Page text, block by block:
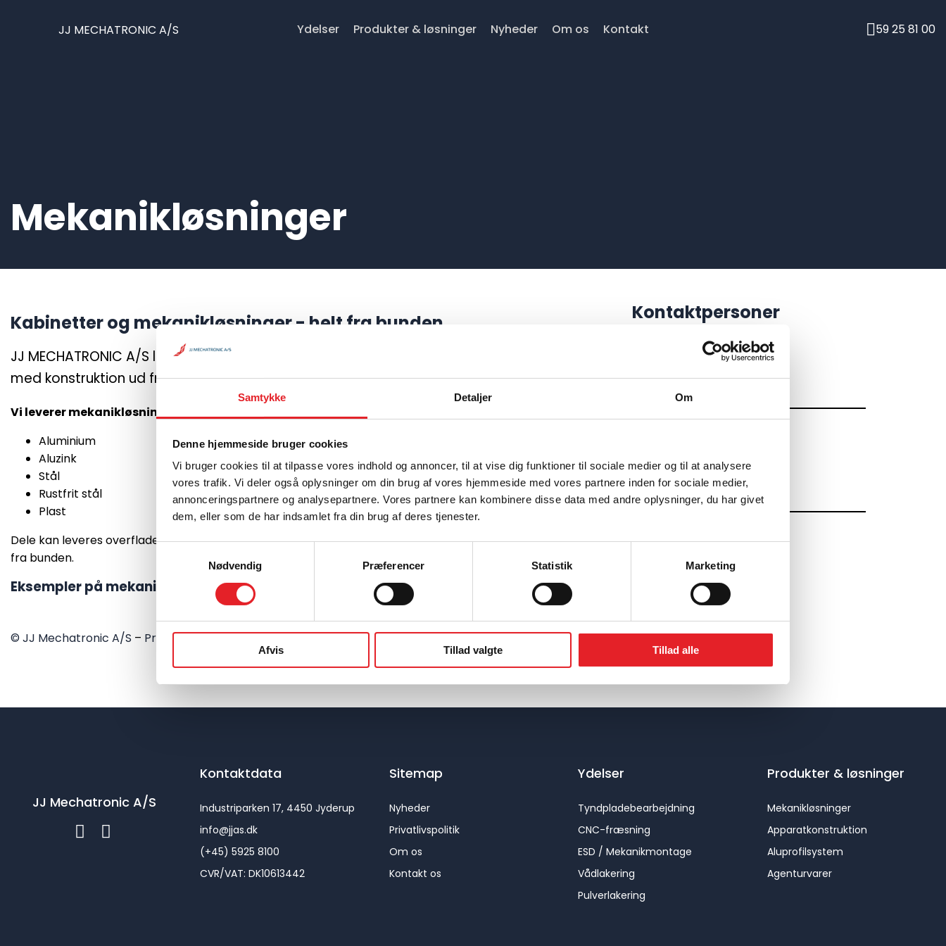
Samtykke Detaljer Om
Denne hjemmeside bruger cookies
Vi bruger cookies til at tilpasse vores indhold og annoncer, til at vise dig funktioner til sociale medier og til at analysere
vores trafik. Vi deler også oplysninger om din brug af vores hjemmeside med vores partnere inden for sociale medier,
annonceringspartnere og analysepartnere. Vores partnere kan kombinere disse data med andre oplysninger, du har givet
dem, eller som de har indsamlet fra din brug af deres tjenester.
Nødvendig
Præferencer Statistik Marketing
Afvis Tillad valgte Tillad alle
Ydelser Produkter & løsninger Nyheder Om os Kontakt 59 25 81 00
Mekanikløsninger
Kabinetter og mekanikløsninger - helt fra bunden
JJ MECHATRONIC A/S leverer kabinetter samt komplette mekanikløsninger. Vi hjælper
med konstruktion ud fra parametre som EMC, køling, tæthedsgrader m.v.
Vi leverer mekanikløsninger i mange forskellige materialer bl.a.
Aluminium
Aluzink
Stål
Rustfrit stål
Plast
Dele kan leveres overfladebehandlede, rå eller malede med silketryk. Vi producerer mekanikløsninger helt
fra bunden.
Eksempler på mekanikløsninger
© JJ Mechatronic A/S – Produkter & løsninger
Kontaktpersoner
Torben Witzansky
Mekanik - Produktion
5925 8111
tw@jjas.dk
5925 8107
ph@jjas.dk
Andre ydelser
Aluprofilsystem
Agenturvarer
Apparatkonstruktion
JJ Mechatronic A/S
Kontaktdata
Industriparken 17, 4450 Jyderup
info@jjas.dk
(+45) 5925 8100
CVR/VAT: DK10613442
Sitemap
Nyheder
Privatlivspolitik
Om os
Kontakt os
Ydelser
Tyndpladebearbejdning
CNC-fræsning
ESD / Mekanikmontage
Vådlakering
Pulverlakering
Produkter & løsninger
Mekanikløsninger
Apparatkonstruktion
Aluprofilsystem
Agenturvarer